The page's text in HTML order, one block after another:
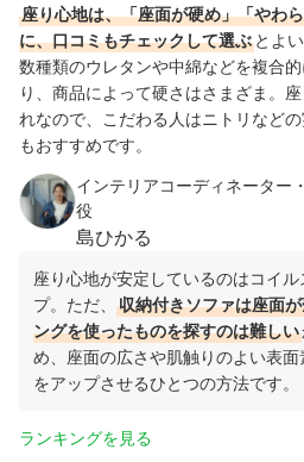
座り心地は、「座面が硬め」「やわ
に、口コミもチェックして選ぶ とよ
数種類のウレタンや中綿などを複合
り、商品によって硬さはさまざま。
れなので、こだわる人はニトリなど
もおすすめです。
インテリアコーディネーター
役
島ひかる
座り心地が安定しているのはコイ
プ。ただ、
収納付きソファは座面
ングを使ったものを探すのは難しい
め、 座面の広さや肌触りのよい表面
をアップさせるひとつの方法です。
ランキングを見る